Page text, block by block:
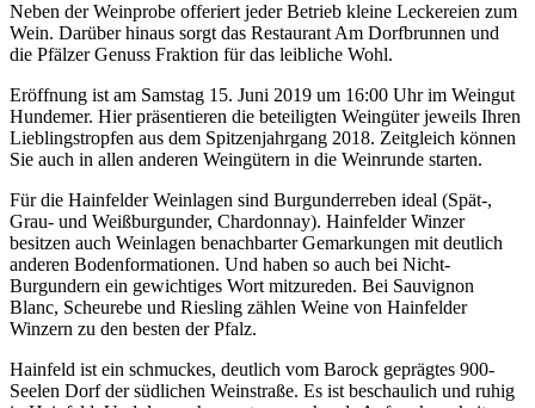
Neben der Weinprobe offeriert jeder Betrieb kleine Leckereien zum
Wein. Darüber hinaus sorgt das Restaurant Am Dorfbrunnen und
die Pfälzer Genuss Fraktion für das leibliche Wohl.
Eröffnung ist am Samstag 15. Juni 2019 um 16:00 Uhr im Weingut
Hundemer. Hier präsentieren die beteiligten Weingüter jeweils Ihren
Lieblingstropfen aus dem Spitzenjahrgang 2018. Zeitgleich können
Sie auch in allen anderen Weingütern in die Weinrunde starten.
Für die Hainfelder Weinlagen sind Burgunderreben ideal (Spät-,
Grau- und Weißburgunder, Chardonnay). Hainfelder Winzer
besitzen auch Weinlagen benachbarter Gemarkungen mit deutlich
anderen Bodenformationen. Und haben so auch bei Nicht-
Burgundern ein gewichtiges Wort mitzureden. Bei Sauvignon
Blanc, Scheurebe und Riesling zählen Weine von Hainfelder
Winzern zu den besten der Pfalz.
Hainfeld ist ein schmuckes, deutlich vom Barock geprägtes 900-
Seelen Dorf der südlichen Weinstraße. Es ist beschaulich und ruhig